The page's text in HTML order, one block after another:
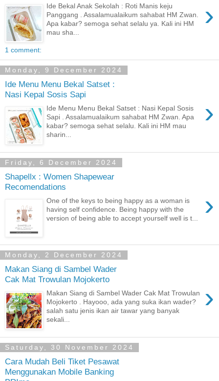
›
Ide Bekal Anak Sekolah : Roti Manis keju
Panggang . Assalamualaikum sahabat HM Zwan.
Apa kabar? semoga sehat selalu ya. Kali ini HM
mau sha...
1 comment:
Monday, 9 December 2024
Ide Menu Menu Bekal Satset :
Nasi Kepal Sosis Sapi
›
Ide Menu Menu Bekal Satset : Nasi Kepal Sosis
Sapi . Assalamualaikum sahabat HM Zwan. Apa
kabar? semoga sehat selalu. Kali ini HM mau
sharin...
Friday, 6 December 2024
Shapellx : Women Shapewear
Recomendations
›
One of the keys to being happy as a woman is
having self confidence. Being happy with the
version of being able to accept yourself well is t...
Monday, 2 December 2024
Makan Siang di Sambel Wader
Cak Mat Trowulan Mojokerto
›
Makan Siang di Sambel Wader Cak Mat Trowulan
Mojokerto . Hayooo, ada yang suka ikan wader?
salah satu jenis ikan air tawar yang banyak
sekali...
Saturday, 30 November 2024
Cara Mudah Beli Tiket Pesawat
Menggunakan Mobile Banking